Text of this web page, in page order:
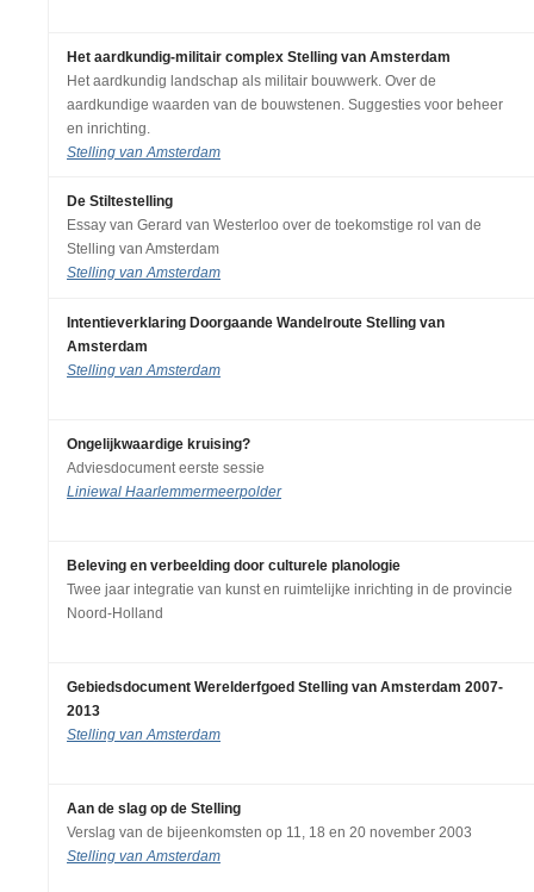
Het aardkundig-militair complex Stelling van Amsterdam
Het aardkundig landschap als militair bouwwerk. Over de
aardkundige waarden van de bouwstenen. Suggesties voor beheer
en inrichting.
Stelling van Amsterdam
De Stiltestelling
Essay van Gerard van Westerloo over de toekomstige rol van de
Stelling van Amsterdam
Stelling van Amsterdam
Intentieverklaring Doorgaande Wandelroute Stelling van
Amsterdam
Stelling van Amsterdam
Ongelijkwaardige kruising?
Adviesdocument eerste sessie
Liniewal Haarlemmermeerpolder
Beleving en verbeelding door culturele planologie
Twee jaar integratie van kunst en ruimtelijke inrichting in de provincie
Noord-Holland
Gebiedsdocument Werelderfgoed Stelling van Amsterdam 2007-
2013
Stelling van Amsterdam
Aan de slag op de Stelling
Verslag van de bijeenkomsten op 11, 18 en 20 november 2003
Stelling van Amsterdam